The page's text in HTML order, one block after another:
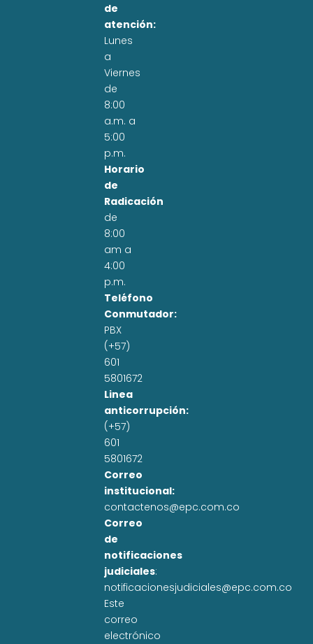
de
atención:
Lunes
a
Viernes
de
8:00
a.m. a
5:00
p.m.
Horario
de
Radicación
de
8:00
am a
4:00
p.m.
Teléfono
Conmutador:
PBX
(+57)
601
5801672
Linea
anticorrupción:
(+57)
601
5801672
Correo
institucional:
contactenos@epc.com.co
Correo
de
notificaciones
judiciales:
notificacionesjudiciales@epc.com.co
Este
correo
electrónico